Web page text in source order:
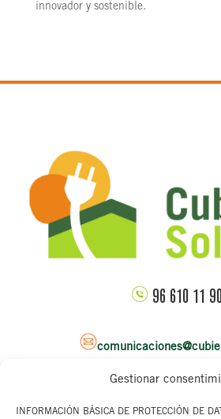
Gestionar
INFORMACIÓN BÁSICA DE PROTECCIÓN DE
innovador y sostenible.
96 610 11
Sede